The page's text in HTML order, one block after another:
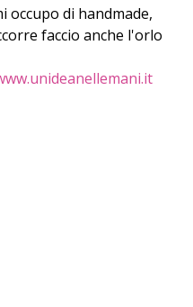
occupo di handmade,
faccio anche l'orlo